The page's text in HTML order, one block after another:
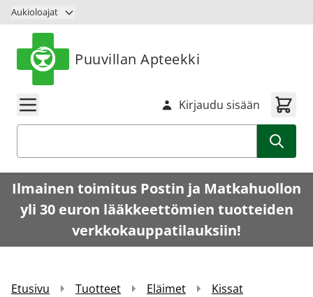
Siirry sisältöön
Aukioloajat
Puuvillan Apteekki
Kirjaudu sisään
Ilmainen toimitus Postin ja Matkahuollon
yli 30 euron lääkkeettömien tuotteiden
verkkokauppatilauksiin!
Etusivu Tuotteet Eläimet
Kissat